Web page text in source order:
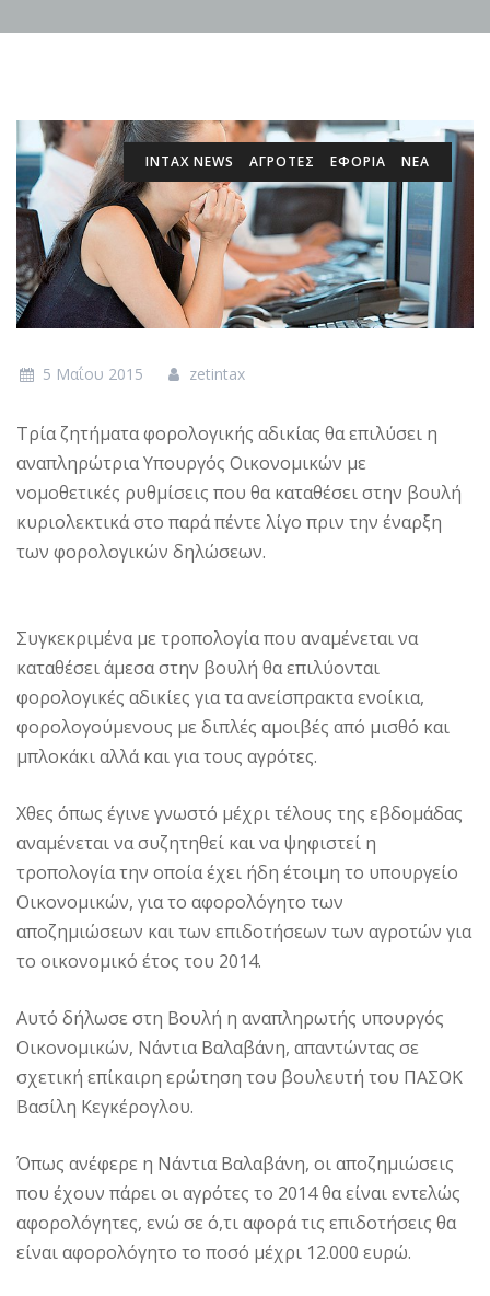
INTAX NEWS ΑΓΡΟΤΕΣ ΕΦΟΡΙΑ ΝΕΑ
5 Μαΐου 2015 zetintax
Τρία ζητήματα φορολογικής αδικίας θα επιλύσει η
αναπληρώτρια Υπουργός Οικονομικών με
νομοθετικές ρυθμίσεις που θα καταθέσει στην βουλή
κυριολεκτικά στο παρά πέντε λίγο πριν την έναρξη
των φορολογικών δηλώσεων.
Συγκεκριμένα με τροπολογία που αναμένεται να
καταθέσει άμεσα στην βουλή θα επιλύονται
φορολογικές αδικίες για τα ανείσπρακτα ενοίκια,
φορολογούμενους με διπλές αμοιβές από μισθό και
μπλοκάκι αλλά και για τους αγρότες.
Χθες όπως έγινε γνωστό μέχρι τέλους της εβδομάδας
αναμένεται να συζητηθεί και να ψηφιστεί η
τροπολογία την οποία έχει ήδη έτοιμη το υπουργείο
Οικονομικών, για το αφορολόγητο των
αποζημιώσεων και των επιδοτήσεων των αγροτών για
το οικονομικό έτος του 2014.
Αυτό δήλωσε στη Βουλή η αναπληρωτής υπουργός
Οικονομικών, Νάντια Βαλαβάνη, απαντώντας σε
σχετική επίκαιρη ερώτηση του βουλευτή του ΠΑΣΟΚ
Βασίλη Κεγκέρογλου.
Όπως ανέφερε η Νάντια Βαλαβάνη, οι αποζημιώσεις
που έχουν πάρει οι αγρότες το 2014 θα είναι εντελώς
αφορολόγητες, ενώ σε ό,τι αφορά τις επιδοτήσεις θα
είναι αφορολόγητο το ποσό μέχρι 12.000 ευρώ.